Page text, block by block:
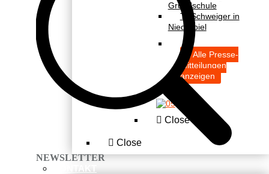
Grundschule
Til Schweiger in
Niederbiel
Alle Presse-
Mitteilungen
anzeigen
Close
Close
NEWSLETTER